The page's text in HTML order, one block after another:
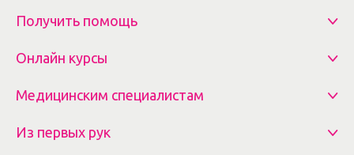
Получить помощь
Онлайн курсы
Медицинским специалистам
Из первых рук